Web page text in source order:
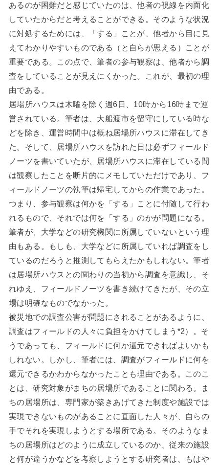
あるのが困難だと感じていたのは、他者の視線を内面化
していたからだと考えることができる。そのような状況
に対処するためには、「する」ことが、他者から目に見
えてわかりやすいものである（と自らが思える）ことが
重要である。この点で、筆者の参与観察は、他者から調
査をしていることが見えにくかった。これが、最初の理
由である。
居場所ハウスは木曜を除く週6日、10時から16時まで運
営されている。筆者は、大船渡市を留守にしている時な
どを除き、運営時間中は概ね居場所ハウスに滞在してき
た。そして、居場所ハウスを訪れた日は必ずフィールド
ノーツを書いていたが、居場所ハウスに滞在している間
は観察したことを断片的にメモしていただけであり、フ
ィールドノーツの執筆は帰宅してからの作業であった。
つまり、参与観察は何かを「する」ことに付随して行わ
れるもので、それでは何を「する」のかが問題になる。
筆者が、大学などの研究機関に所属していないという理
由もある。もしも、大学などに所属していれば調査をし
ているのだろうと推測してもらえたかもしれない。筆者
は居場所ハウスとの関わりの当初から調査を意識し、そ
れゆえ、フィールドノーツを書き続けてきたが、その立
場は明確なものでなかった。
被災地での調査公害が問題にされることがあるように、
調査はフィールドの人々に負担をかけてしまう*2）。そ
うであっても、フィールドに何か還元できればよいかも
しれない。しかし、筆者には、調査がフィールドに何を
還元できるかわからなかったことも理由である。このこ
とは、研究対象がまちの居場所であることに関わる。ま
ちの居場所は、専門家が築きあげてきた制度や施設では
実現できないものがあることに直面した人々が、自らの
手でそれを実現しようとする場所である。そのようなま
ちの居場所はどのように成立しているのか、従来の施設
と何が違うかなどを考察しようとする研究者は、もはや